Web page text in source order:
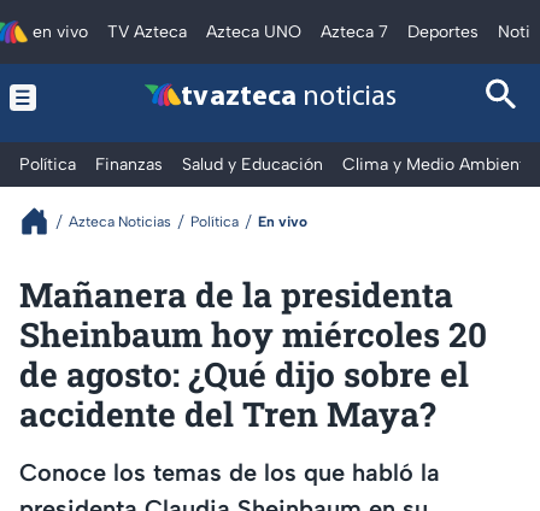
en vivo TV Azteca Azteca UNO Azteca 7 Deportes
tv azteca noticias
Política Finanzas Salud y Educación Clima y Medio Ambiente
Azteca Noticias Política En vivo
Mañanera de la presidenta
Sheinbaum hoy miércoles 20
de agosto: ¿Qué dijo sobre el
accidente del Tren Maya?
Conoce los temas de los que habló la